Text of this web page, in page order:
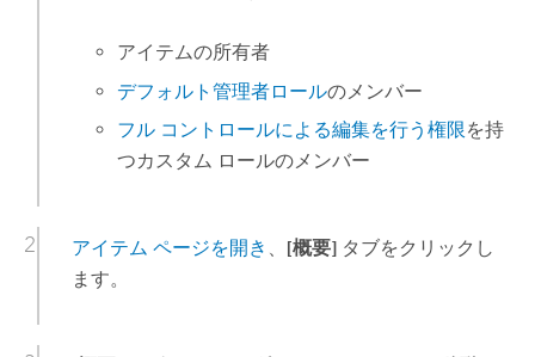
アイテムの所有者
デフォルト管理者ロールのメンバー
フル コントロールによる編集を行う権限を持
つカスタム ロールのメンバー
アイテム ページを開き 、 [概要]タブをクリックし
ます。